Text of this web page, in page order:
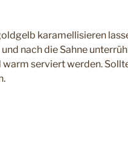
karamellisieren
nach die Sahne
warm serviert werden.